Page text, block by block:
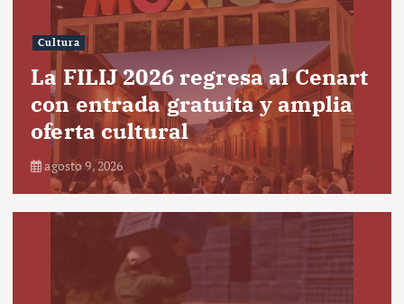
Cultura
La FILIJ 2026 regresa al Cenart
con entrada gratuita y amplia
oferta cultural
agosto 9, 2026